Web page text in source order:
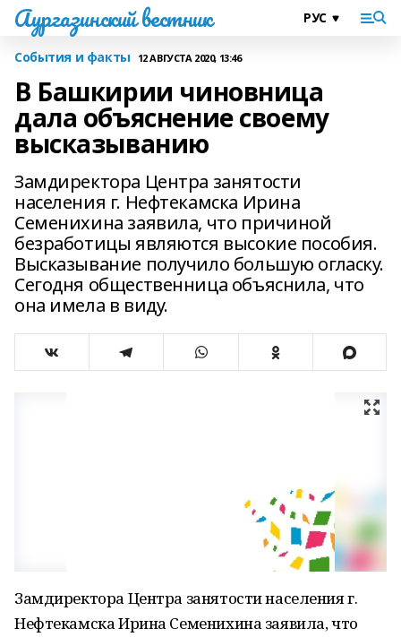
Аургазинский вестник
События и факты 12 АВГУСТА 2020, 13:46
В Башкирии чиновница
дала объяснение своему
высказыванию
Замдиректора Центра занятости
населения г. Нефтекамска Ирина
Семенихина заявила, что причиной
безработицы являются высокие пособия.
Высказывание получило большую огласку.
Сегодня общественница объяснила, что
она имела в виду.
Замдиректора Центра занятости населения г.
Нефтекамска Ирина Семенихина заявила, что